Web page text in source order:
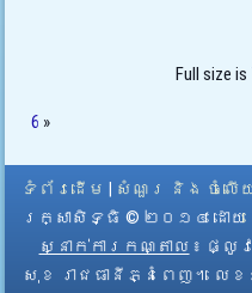
Full size is
6 »
ទំព័រដើម
សំណួរ និង ចំលើ
រក្សាសិទ្ធិ © ២០១៤ ដោយ​
ស្នាក់ការកណ្តាល ៖ ផ្លូ
សុខ រាជធានីភ្នំពេញ។ ល